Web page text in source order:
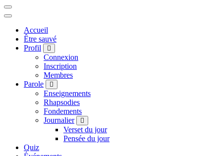
Accueil
Être sauvé
Profil
Connexion
Inscription
Membres
Parole
Enseignements
Rhapsodies
Fondements
Journalier
Verset du jour
Pensée du jour
Quiz